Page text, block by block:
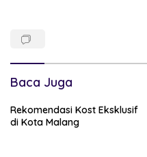
Baca Juga
Rekomendasi Kost Eksklusif
di Kota Malang